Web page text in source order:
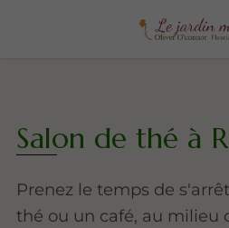
Salon de thé à
Prenez le temps de
thé ou un café, au milieu